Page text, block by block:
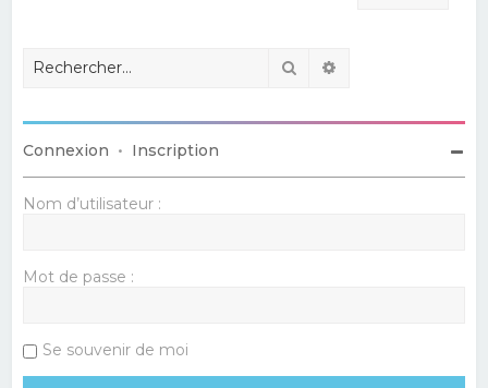
Rechercher
Connexion • Inscription
Nom d’utilisateur :
Mot de passe :
Se souvenir de moi